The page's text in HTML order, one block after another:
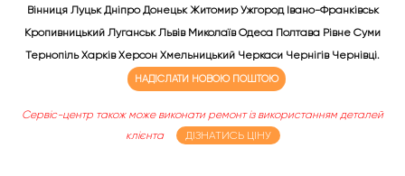
Вінниця Луцьк Дніпро Донецьк Житомир Ужгород Івано-Франківськ
Кропивницький Луганськ Львів Миколаїв Одеса Полтава Рівне Суми
Тернопіль Харків Херсон Хмельницький Черкаси Чернігів Чернівці.
НАДІСЛАТИ НОВОЮ ПОШТОЮ
Сервіс-центр також може виконати ремонт із використанням деталей
клієнта
ДІЗНАТИСЬ ЦІНУ